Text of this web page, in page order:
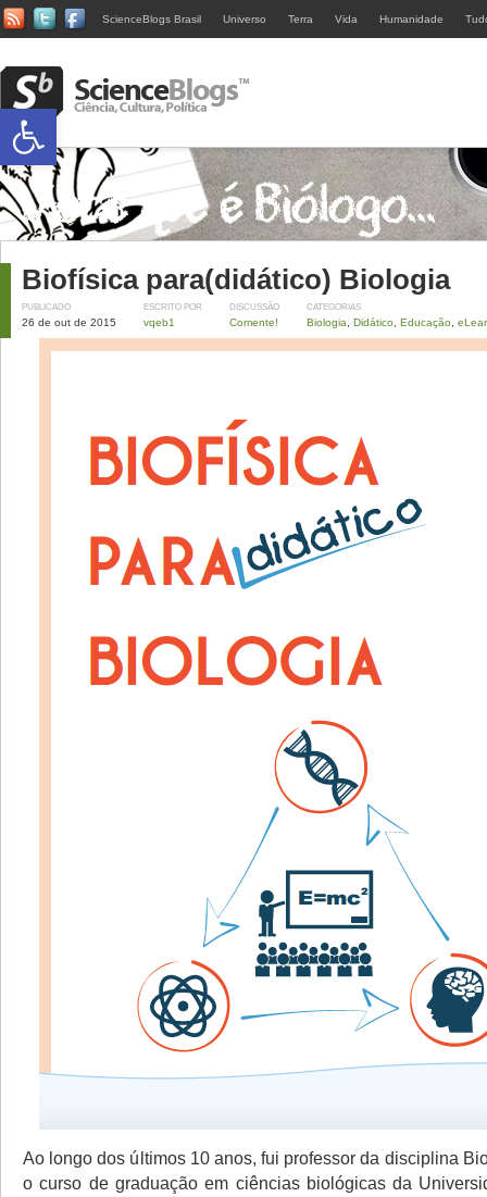
ScienceBlogs Brasil Universo Terra Vida Humanidade
Biofísica para(didático) Biologia
PUBLICADO
26 de out de 2015
ESCRITO POR
vqeb1
DISCUSSÃO
Comente!
CATEGORIAS
Biologia Didático Educação
Ao longo dos últimos 10 anos, fui professor da disciplina
o curso de graduação em ciências biológicas da
Abrir a barra de ferramentas